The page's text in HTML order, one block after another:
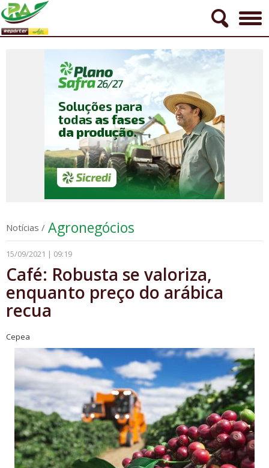
Notícias / Agronegócios
15/09/2021 | 09:19
Café: Robusta se valoriza,
enquanto preço do arábica
recua
Cepea